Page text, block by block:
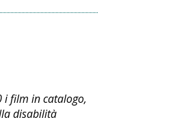
i film in catalogo,
disabilità